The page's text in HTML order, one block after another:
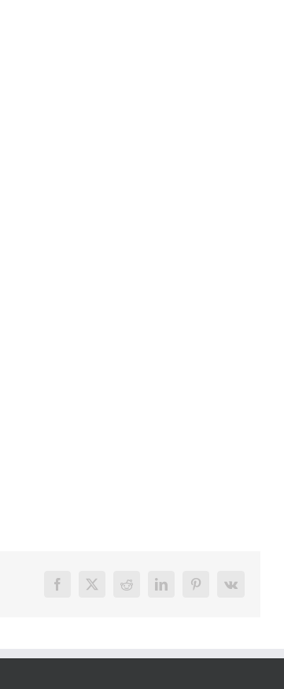
Facebook
X Reddit LinkedInPinterest
Vk